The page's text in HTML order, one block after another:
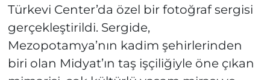
Türkevi Center’da özel bir fotoğraf sergisi
gerçekleştirildi. Sergide,
Mezopotamya’nın kadim şehirlerinden
biri olan Midyat’ın taş işçiliğiyle öne çıkan